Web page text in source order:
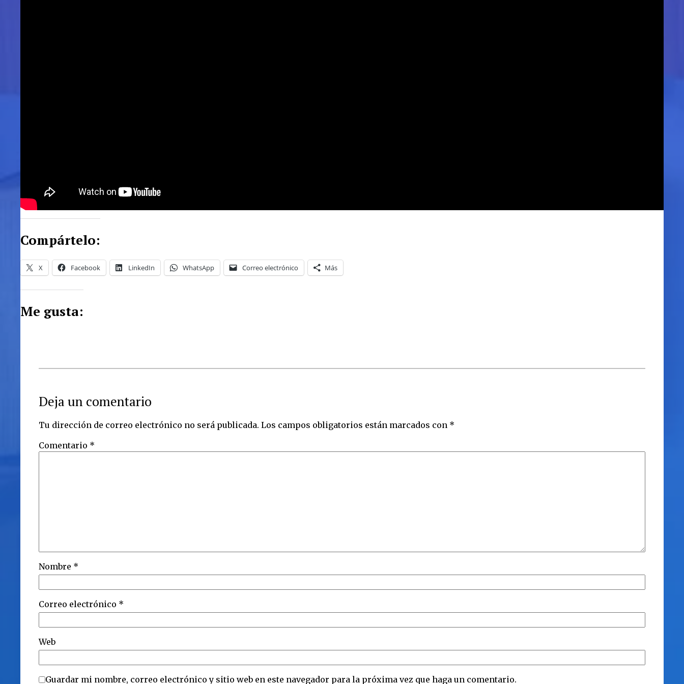
Compártelo:
X Facebook LinkedIn WhatsApp Correo electrónico Más
Me gusta:
Deja un comentario
Tu dirección de correo electrónico no será publicada. Los campos obligatorios están marcados con *
Comentario *
Nombre *
Correo electrónico *
Web
Guardar mi nombre, correo electrónico y sitio web en este navegador para la próxima vez que haga un comentario.